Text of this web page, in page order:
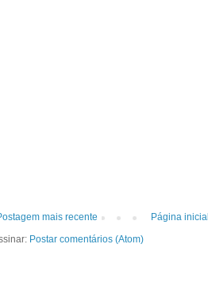
mais recente
Página inicial
Postar comentários (Atom)